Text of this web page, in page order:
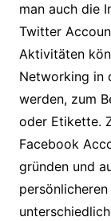
man auch die
Twitter
Aktivitäten
Networking in
werden, zum
oder Etikette.
Facebook
gründen und